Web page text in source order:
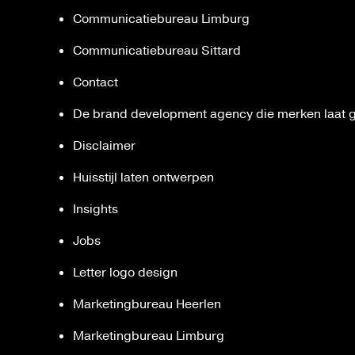
Communicatiebureau Limburg
Communicatiebureau Sittard
Contact
De brand development agency die merken laat
Disclaimer
Huisstijl laten ontwerpen
Insights
Jobs
Letter logo design
Marketingbureau Heerlen
Marketingbureau Limburg